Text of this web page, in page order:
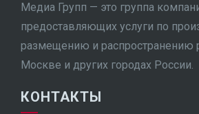
Медиа Групп — это группа
предоставляющих услуги по
размещению и распространению
Москве и других городах России.
КОНТАКТЫ